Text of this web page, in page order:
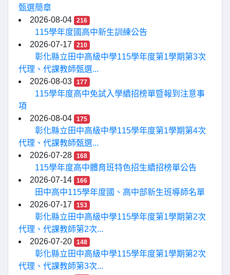
甄選簡章
2026-08-04
216
115學年度國高中新生訓練公告
2026-07-17
210
彰化縣立田中高級中學115學年度第1學期第3次
代理、代課教師甄選...
2026-08-03
177
115學年度高中免試入學續招榜單暨報到注意事
項
2026-08-04
175
彰化縣立田中高級中學115學年度第1學期第4次
代理、代課教師甄選...
2026-07-28
168
115學年度高中體育班特色招生續招榜單公告
2026-07-14
166
田中高中115學年度國、高中部新生班導師名單
2026-07-17
153
彰化縣立田中高級中學115學年度第1學期第2次
代理、代課教師第2次...
2026-07-20
148
彰化縣立田中高級中學115學年度第1學期第2次
代理、代課教師第3次...